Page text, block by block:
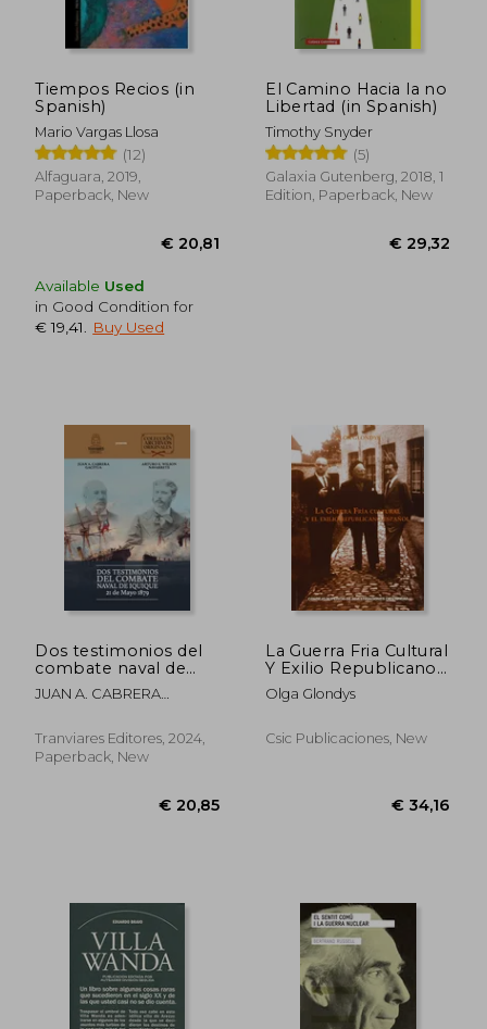
€ 29,86
Tiempos Recios (in
Spanish)
Mario Vargas Llosa
(12)
Alfaguara, 2019,
Paperback, New
Available Used
in Good Condition for
€ 19,41
Buy Used
El Camino Hacia la no
Libertad (in Spanish)
Timothy Snyder
(5)
Galaxia Gutenberg, 2018, 1
Edition, Paperback, New
Dos testimonios del
combate naval de
Iquique. 21 de Mayo
1879 (in Spanish)
JUAN A. CABRERA
WILSON NAVARRETE
Tranviares Editores, 2024,
Paperback, New
La Guerra Fria Cultural
Y Exilio Republicano
Español
Olga Glondys
Csic Publicaciones, New